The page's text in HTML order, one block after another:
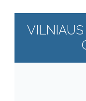
VILNIAUS